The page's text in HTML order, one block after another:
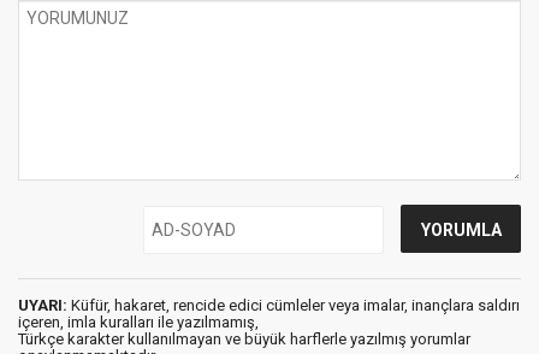
UYARI: Küfür, hakaret, rencide edici cümleler veya imalar, inançlara saldırı
içeren, imla kuralları ile yazılmamış,
Türkçe karakter kullanılmayan ve büyük harflerle yazılmış yorumlar